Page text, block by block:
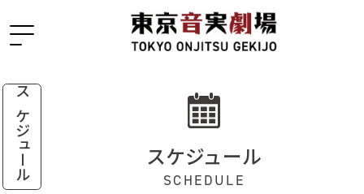
スケジュール スケジュール
SCHEDULE